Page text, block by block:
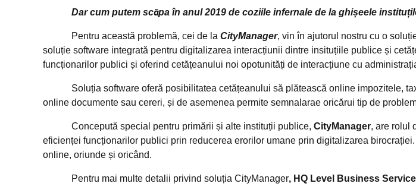
Dar cum putem scăpa în anul 2019 de coziile infernale de la ghișeele
Pentru această problemă, cei de la CityManager, vin în ajutorul nostru cu o
soluție software integrată pentru digitalizarea interacțiunii dintre insituțiile publice și
funcționarilor publici și oferind cetățeanului noi opotunități de interacțiune cu
Soluția software oferă posibilitatea cetățeanului să plătească online impozitele,
online documente sau cereri, și de asemenea permite semnalarae oricărui tip de
Concepută special pentru primării și alte instituții publice, CityManager, are rolul
eficienței funcționarilor publici prin reducerea erorilor umane prin digitalizarea
online, oriunde și oricând.
Pentru mai multe detalii privind soluția CityManager, HQ Level Business